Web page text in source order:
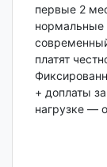
первые 2
нормальные
платят
+ доплаты
нагрузке —